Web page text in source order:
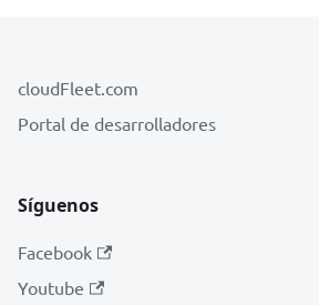
cloudFleet.com
Portal de desarrolladores
Síguenos
Facebook
Youtube